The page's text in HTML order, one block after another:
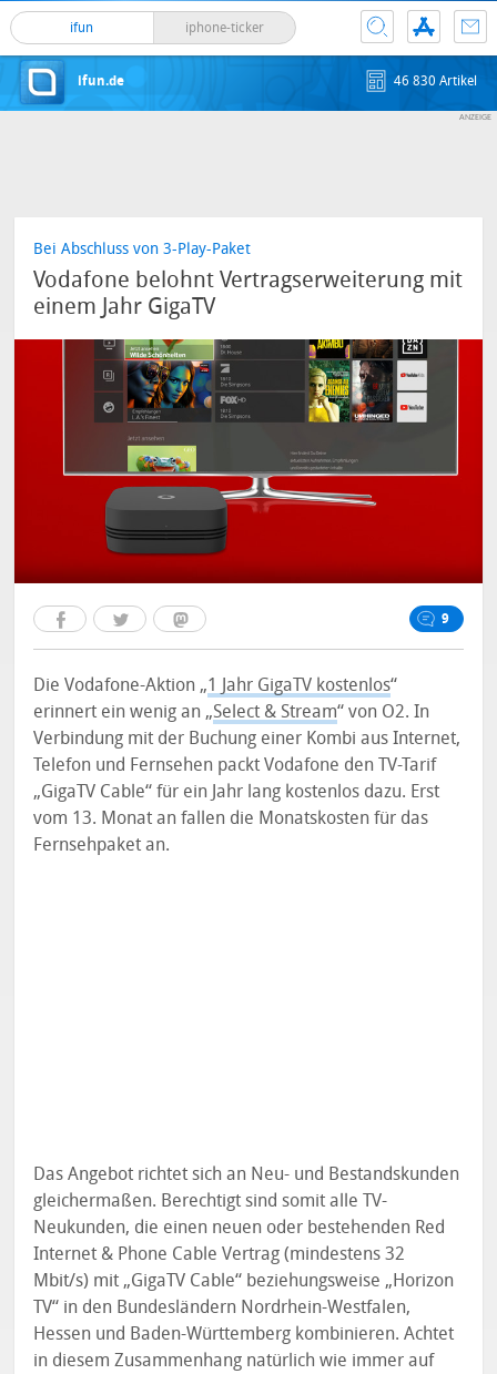
ifun iphone-ticker
ifun.de 46 830 Artikel
Bei Abschluss von 3-Play-Paket
Vodafone belohnt Vertragserweiterung mit
einem Jahr GigaTV
9
Die Vodafone-Aktion „1 Jahr GigaTV kostenlos“
erinnert ein wenig an „Select & Stream“ von O2. In
Verbindung mit der Buchung einer Kombi aus Internet,
Telefon und Fernsehen packt Vodafone den TV-Tarif
„GigaTV Cable“ für ein Jahr lang kostenlos dazu. Erst
vom 13. Monat an fallen die Monatskosten für das
Fernsehpaket an.
Das Angebot richtet sich an Neu- und Bestandskunden
gleichermaßen. Berechtigt sind somit alle TV-
Neukunden, die einen neuen oder bestehenden Red
Internet & Phone Cable Vertrag (mindestens 32
Mbit/s) mit „GigaTV Cable“ beziehungsweise „Horizon
TV“ in den Bundesländern Nordrhein-Westfalen,
Hessen und Baden-Württemberg kombinieren. Achtet
in diesem Zusammenhang natürlich wie immer auf